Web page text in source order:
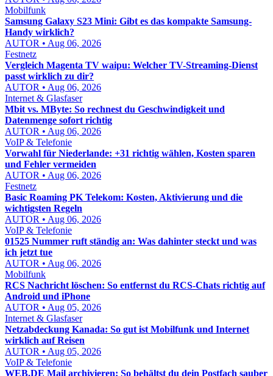
Mobilfunk
Samsung Galaxy S23 Mini: Gibt es das kompakte Samsung-
Handy wirklich?
AUTOR • Aug 06, 2026
Festnetz
Vergleich Magenta TV waipu: Welcher TV-Streaming-Dienst
passt wirklich zu dir?
AUTOR • Aug 06, 2026
Internet & Glasfaser
Mbit vs. MByte: So rechnest du Geschwindigkeit und
Datenmenge sofort richtig
AUTOR • Aug 06, 2026
VoIP & Telefonie
Vorwahl für Niederlande: +31 richtig wählen, Kosten sparen
und Fehler vermeiden
AUTOR • Aug 06, 2026
Festnetz
Basic Roaming PK Telekom: Kosten, Aktivierung und die
wichtigsten Regeln
AUTOR • Aug 06, 2026
VoIP & Telefonie
01525 Nummer ruft ständig an: Was dahinter steckt und was
ich jetzt tue
AUTOR • Aug 06, 2026
Mobilfunk
RCS Nachricht löschen: So entfernst du RCS-Chats richtig auf
Android und iPhone
AUTOR • Aug 05, 2026
Internet & Glasfaser
Netzabdeckung Kanada: So gut ist Mobilfunk und Internet
wirklich auf Reisen
AUTOR • Aug 05, 2026
VoIP & Telefonie
WEB.DE Mail archivieren: So behältst du dein Postfach sauber